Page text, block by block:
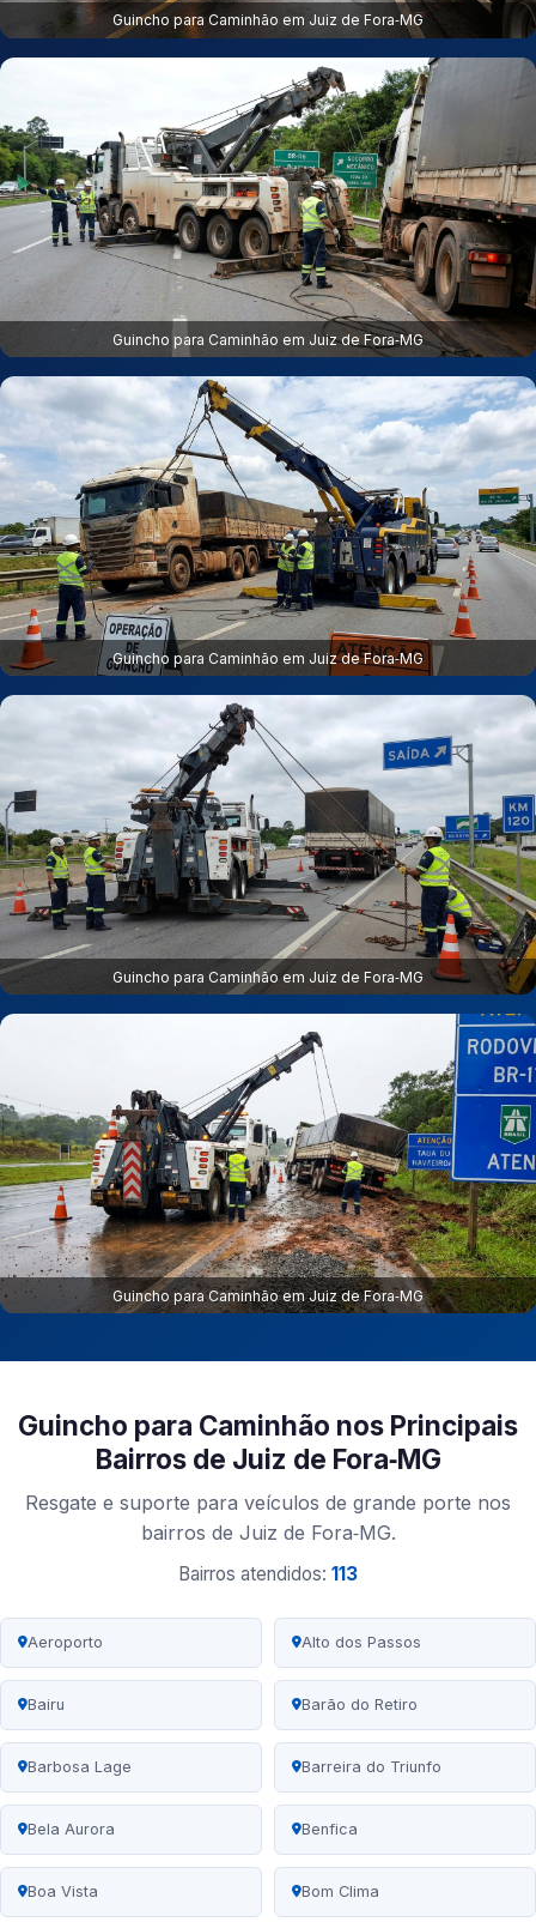
Guincho para Caminhão em Juiz de Fora‑MG
Guincho para Caminhão em Juiz de Fora‑MG
Guincho para Caminhão em Juiz de Fora‑MG
Guincho para Caminhão em Juiz de Fora‑MG
Guincho para Caminhão em Juiz de Fora‑MG
Guincho para Caminhão nos Principais
Bairros de Juiz de Fora‑MG
Resgate e suporte para veículos de grande porte nos
bairros de Juiz de Fora‑MG.
Bairros atendidos: 113
Aeroporto Alto dos Passos
Bairu Barão do Retiro
Barbosa Lage Barreira do Triunfo
Bela Aurora Benfica
Boa Vista Bom Clima